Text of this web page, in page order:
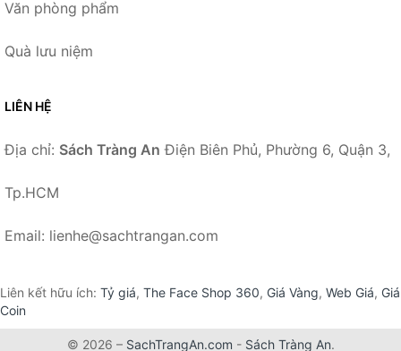
Văn phòng phẩm
Quà lưu niệm
LIÊN HỆ
Địa chỉ: Sách Tràng An Điện Biên Phủ, Phường 6, Quận 3,
Tp.HCM
Email: lienhe@sachtrangan.com
Liên kết hữu ích: Tỷ giá, The Face Shop 360, Giá Vàng, Web Giá, Giá
Coin
© 2026 – SachTrangAn.com - Sách Tràng An.